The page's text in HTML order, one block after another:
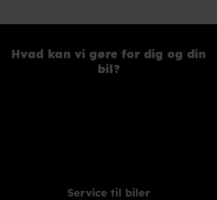
Hvad kan vi gøre for dig og din
bil?
Service til biler